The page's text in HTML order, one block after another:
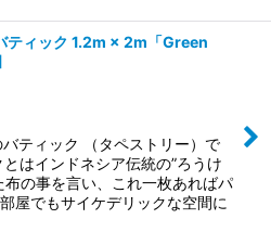
ティック 1.2m × 2m「Green
バティック （タペストリー）で
はインドネシア伝統の”ろうけ
布の事を言い、これ一枚あればパ
屋でもサイケデリックな空間に